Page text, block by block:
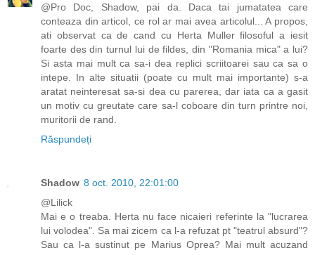
@Pro Doc, Shadow, pai da. Daca tai jumatatea care
conteaza din articol, ce rol ar mai avea articolul... A propos,
ati observat ca de cand cu Herta Muller filosoful a iesit
foarte des din turnul lui de fildes, din "Romania mica" a lui?
Si asta mai mult ca sa-i dea replici scriitoarei sau ca sa o
intepe. In alte situatii (poate cu mult mai importante) s-a
aratat neinteresat sa-si dea cu parerea, dar iata ca a gasit
un motiv cu greutate care sa-l coboare din turn printre noi,
muritorii de rand.
Răspundeți
Shadow 8 oct. 2010, 22:01:00
@Lilick
Mai e o treaba. Herta nu face nicaieri referinte la "lucrarea
lui volodea". Sa mai zicem ca l-a refuzat pt "teatrul absurd"?
Sau ca l-a sustinut pe Marius Oprea? Mai mult acuzand